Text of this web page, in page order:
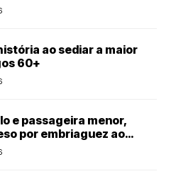
ao sediar a maior
60+
e passageira menor,
por embriaguez ao